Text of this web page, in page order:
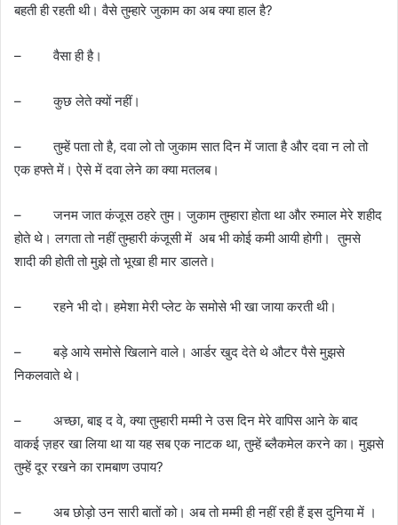
बहती ही रहती थी। वैसे तुम्हारे जुकाम का अब क्या हाल है?
– वैसा ही है।
– कुछ लेते क्यों नहीं।
– तुम्हें पता तो है, दवा लो तो जुकाम सात दिन में जाता है और दवा न लो तो
एक हफ्ते में। ऐसे में दवा लेने का क्या मतलब।
– जनम जात कंजूस ठहरे तुम। जुकाम तुम्हारा होता था और रुमाल मेरे शहीद
होते थे। लगता तो नहीं तुम्हारी कंजूसी में अब भी कोई कमी आयी होगी। तुमसे
शादी की होती तो मुझे तो भूखा ही मार डालते।
– रहने भी दो। हमेशा मेरी प्लेट के समोसे भी खा जाया करती थी।
– बड़े आये समोसे खिलाने वाले। आर्डर खुद देते थे औटर पैसे मुझसे
निकलवाते थे।
– अच्छा, बाइ द वे, क्या तुम्हारी मम्मी ने उस दिन मेरे वापिस आने के बाद
वाकई ज़हर खा लिया था या यह सब एक नाटक था, तुम्हें ब्लैकमेल करने का। मुझसे
तुम्हें दूर रखने का रामबाण उपाय?
– अब छोड़ो उन सारी बातों को। अब तो मम्मी ही नहीं रही हैं इस दुनिया में ।